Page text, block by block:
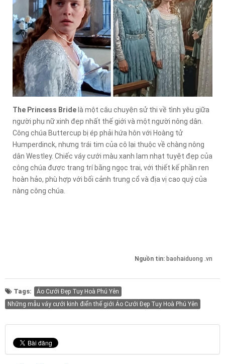
The Princess Bridelà một câu chuyện sử thi về tình yêu giữa
người phụ nữ xinh đẹp nhất thế giới và một người nông dân.
Công chúa Buttercup bị ép phải hứa hôn với Hoàng tử
Humperdinck, nhưng trái tim của cô lại thuộc về chàng nông
dân Westley. Chiếc váy cưới màu xanh lam nhạt tuyệt đẹp của
công chúa được trang trí bằng ngọc trai, với thiết kế phần ren
hoàn hảo, phù hợp với bối cảnh trung cổ và địa vị cao quý của
nàng công chúa.
Nguồn tin: baohaiduong .vn
Tags:
Áo Cưới Đẹp Tuy Hoà Phú Yên
Những mẫu váy cưới kinh điển thế giới Áo Cưới Đẹp Tuy Hoà Phú Yên